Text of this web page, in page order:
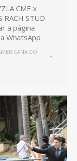
CME x
RACH STUD
a página
WhatsApp
DO